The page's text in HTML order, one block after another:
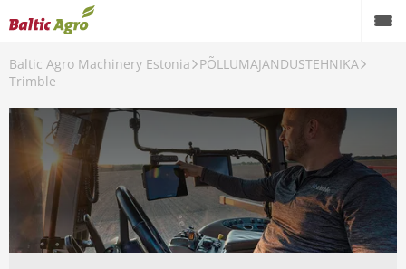
Baltic Agro Machinery Estonia
PÕLLUMAJANDUSTEHNIKA
Trimble